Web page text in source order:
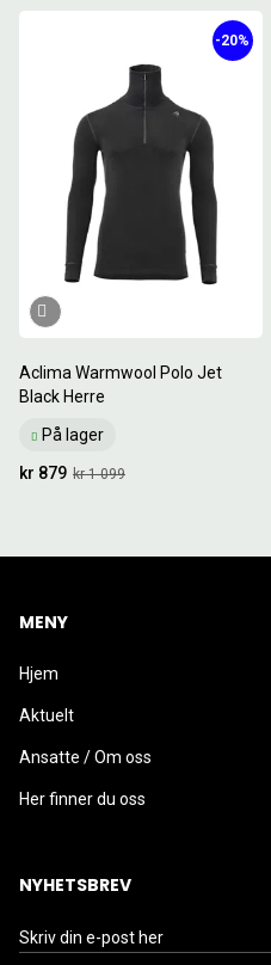
Aclima Warmwool Polo Jet
Black Herre
På lager
-20%
kr 1 099
kr 879
MENY
Hjem
Aktuelt
Ansatte / Om oss
Her finner du oss
NYHETSBREV